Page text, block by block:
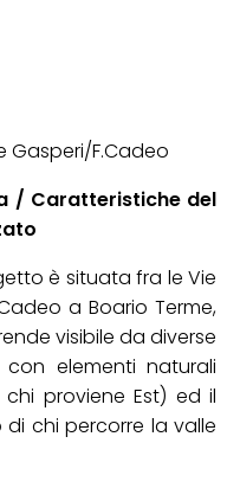
Gasperi/F.Cadeo
/ Caratteristiche del
è situata fra le Vie
a Boario Terme,
visibile da diverse
elementi naturali
proviene Est) ed il
chi percorre la valle